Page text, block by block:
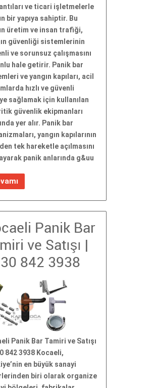
ve ticari işletmelerle
bir yapıya sahiptir. Bu
üretim ve insan trafiği,
güvenliği sistemlerinin
ve sorunsuz çalışmasını
hale getirir. Panik bar
ve yangın kapıları, acil
hızlı ve güvenli
sağlamak için kullanılan
güvenlik ekipmanları
yer alır. Panik bar
yangın kapılarının
tek hareketle açılmasını
panik anlarında g&uu
Panik Bar
ve Satışı |
842 3938
Panik Bar Tamiri ve Satışı
842 3938 Kocaeli,
en büyük sanayi
biri olarak organize